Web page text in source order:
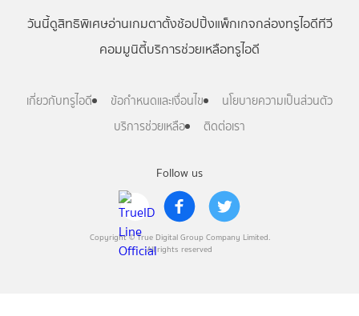
Follow us
Copyright © True Digital Group Company Limited.
All rights reserved
วันนี้ดูสิทธิพิเศษอ่านเกมตาตั้งช้อปปิ้งแพ็กเกจกล่องทรูไอดีทีวี
คอมมูนิตี้บริการช่วยเหลือทรูไอดี
เกี่ยวกับทรูไอดี ข้อกำหนดและเงื่อนไข
นโยบายความเป็นส่วนตัว
บริการช่วยเหลือ
ติดต่อเรา